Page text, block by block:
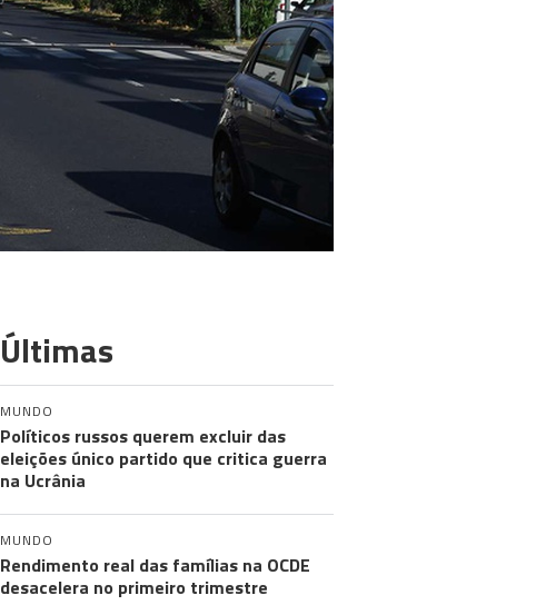
Últimas
MUNDO
Políticos russos querem excluir das
eleições único partido que critica guerra
na Ucrânia
MUNDO
Rendimento real das famílias na OCDE
desacelera no primeiro trimestre